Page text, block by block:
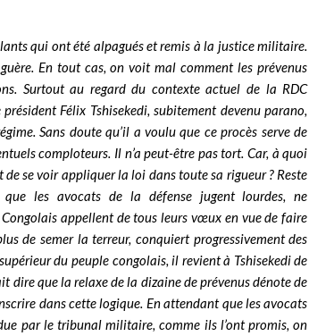
qui ont été alpagués et remis à la justice militaire.
En tout cas, on voit mal comment les prévenus
Surtout au regard du contexte actuel de la RDC
Félix Tshisekedi, subitement devenu parano,
Sans doute qu’il a voulu que ce procès serve de
comploteurs. Il n’a peut-être pas tort. Car, à quoi
de se voir appliquer la loi dans toute sa rigueur ? Reste
les avocats de la défense jugent lourdes, ne
appellent de tous leurs vœux en vue de faire
de semer la terreur, conquiert progressivement des
du peuple congolais, il revient à Tshisekedi de
dire que la relaxe de la dizaine de prévenus dénote de
dans cette logique. En attendant que les avocats
par le tribunal militaire, comme ils l’ont promis, on